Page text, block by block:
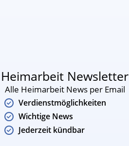
Heimarbeit Newsletter
Alle Heimarbeit News per Email
Verdienstmöglichkeiten
Wichtige News
Jederzeit kündbar